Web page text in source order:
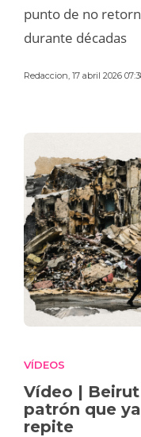
punto de no
durante décadas
Redaccion 17 abril 2026
VÍDEOS
Vídeo |
patrón que
repite